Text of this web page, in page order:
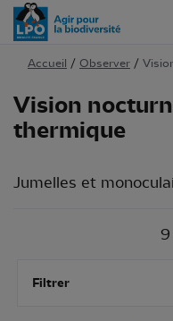
Accueil / Observer /
Vision nocturne et
thermique
Jumelles et
9
Filtrer